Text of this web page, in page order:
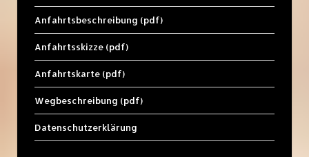
Anfahrtsbeschreibung (pdf)
Anfahrtsskizze (pdf)
Anfahrtskarte (pdf)
Wegbeschreibung (pdf)
Datenschutzerklärung